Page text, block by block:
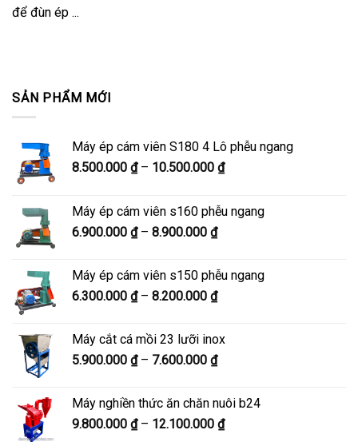
SẢN PHẨM MỚI
Máy ép cám viên S180 4 Lô phễu ngang
8.500.000 ₫ – 10.500.000 ₫Khoảng
8.500.000 ₫
Máy ép cám viên s160 phễu ngang
6.900.000 ₫ – 8.900.000 ₫Khoảng
từ
6.900.000 ₫
đến
Máy ép cám viên s150 phễu ngang
6.300.000 ₫ – 8.200.000 ₫Khoảng
6.300.000 ₫
đến
Máy cắt cá mồi 23 lưỡi inox
5.900.000 ₫ – 7.600.000 ₫Khoảng
5.900.000 ₫
đến
Máy nghiền thức ăn chăn nuôi b24
9.800.000 ₫ – 12.100.000 ₫Khoảng
để đùn ép ...